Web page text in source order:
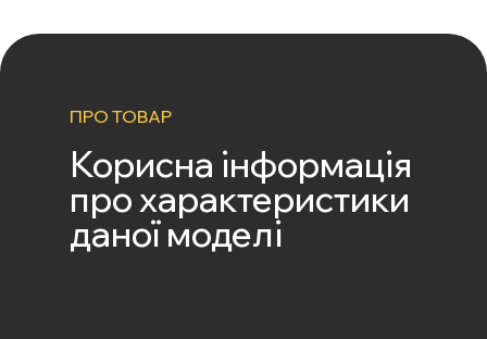
ПРО ТОВАР
Корисна інформація
про характеристики
даної моделі